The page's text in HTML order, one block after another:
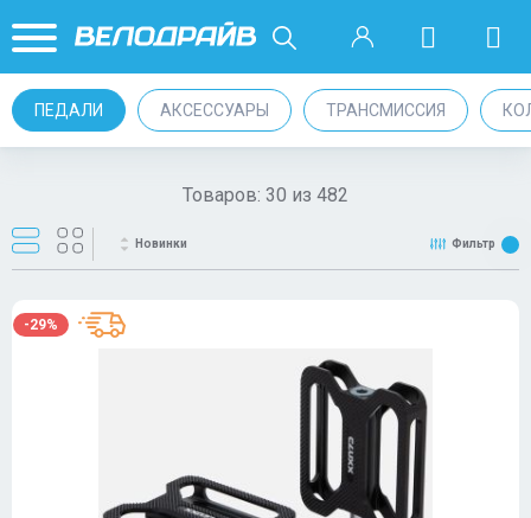
ПЕДАЛИ АКСЕССУАРЫ ТРАНСМИССИЯ
Товаров: 30 из 482
Новинки Фильтр
-29%